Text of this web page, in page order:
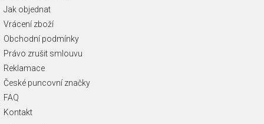
Jak objednat
Vrácení zboží
Obchodní podmínky
Právo zrušit smlouvu
Reklamace
České puncovní značky
FAQ
Kontakt